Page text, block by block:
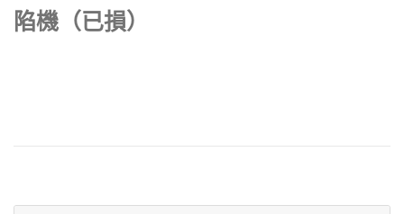
陷機（已損）